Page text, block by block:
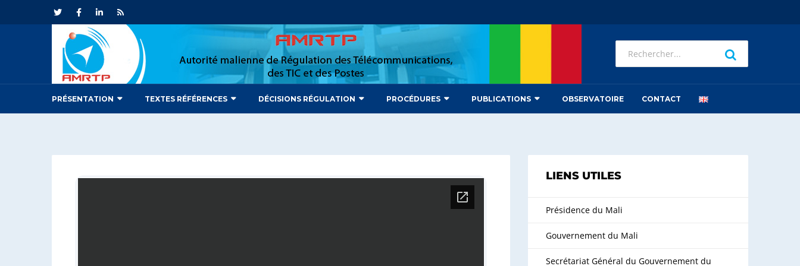
PRÉSENTATION TEXTES RÉFÉRENCES DÉCISIONS RÉGULATION PROCÉDURES PUBLICATIONS OBSERVATOIRE CONTACT
LIENS UTILES
Présidence du Mali
Gouvernement du Mali
Secrétariat Général du Gouvernement du